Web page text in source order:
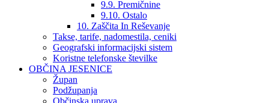
9.9. Premičnine
9.10. Ostalo
10. Zaščita In Reševanje
Takse, tarife, nadomestila, ceniki
Geografski informacijski sistem
Koristne telefonske številke
OBČINA JESENICE
Župan
Podžupanja
Občinska uprava